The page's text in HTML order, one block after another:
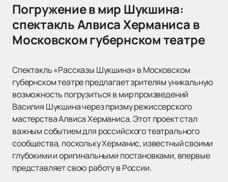
Погружение в мир Шукшина:
спектакль Алвиса Херманиса в
Московском губернском театре
Спектакль «Рассказы Шукшина» в Московском
губернском театре предлагает зрителям уникальную
возможность погрузиться в мир произведений
Василия Шукшина через призму режиссерского
мастерства Алвиса Херманиса. Этот проект стал
важным событием для российского театрального
сообщества, поскольку Херманис, известный своими
глубокими и оригинальными постановками, впервые
представляет свою работу в России.